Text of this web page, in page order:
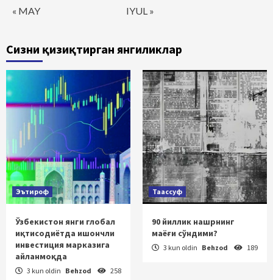
« MAY IYUL »
Сизни қизиқтирган янгиликлар
Эътироф
Ўзбекистон янги глобал
иқтисодиётда ишончли
инвестиция марказига
айланмоқда
3 kun oldin Behzod 258
Таассуф
90 йиллик нашрнинг
маёғи сўндими?
3 kun oldin Behzod 189